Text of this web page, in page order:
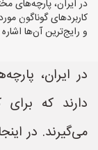
در ایران، پارچه‌های
کاربردهای گوناگون
و رایج‌ترین آن‌ها اشاره
در ایران،
دارند که برای
می‌گیرند. در